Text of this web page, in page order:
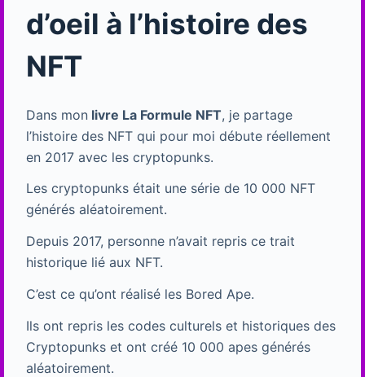
d’oeil à l’histoire des
NFT
Dans monlivre La Formule NFT, je partage
l’histoire des NFT qui pour moi débute réellement
en 2017 avec les cryptopunks.
Les cryptopunks était une série de 10 000 NFT
générés aléatoirement.
Depuis 2017, personne n’avait repris ce trait
historique lié aux NFT.
C’est ce qu’ont réalisé les Bored Ape.
Ils ont repris les codes culturels et historiques des
Cryptopunks et ont créé 10 000 apes générés
aléatoirement.